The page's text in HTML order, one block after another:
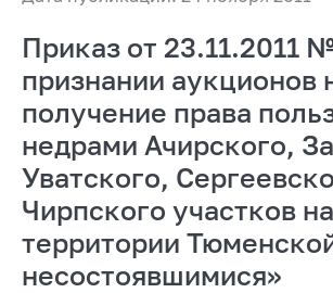
Приказ от 23.11.2011
признании аукционов
получение права
недрами Ачирского,
Уватского,
Чирпского участков на
территории
несостоявшимися»